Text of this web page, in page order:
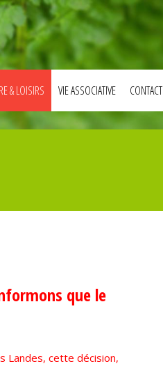
& LOISIRS VIE ASSOCIATIVE CONTACT
que le
Landes, cette décision,